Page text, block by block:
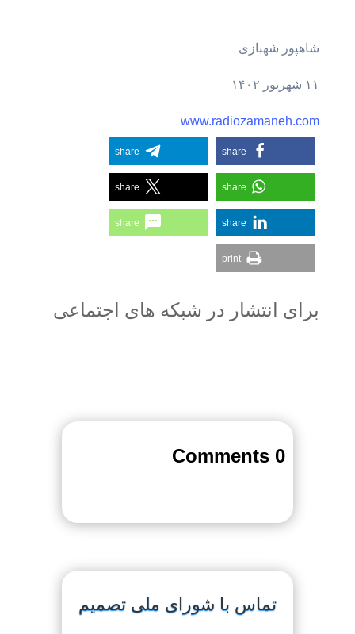
شاهپور شهبازی
۱۱ شهریور ۱۴۰۲
www.radiozamaneh.com
share
share
share
share
share
share
print
برای انتشار در شبکه های اجتماعی
0 Comments
تماس با شورای ملی تصمیم